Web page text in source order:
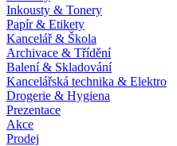
Inkousty & Tonery
Papír & Etikety
Kancelář & Škola
Archivace & Třídění
Balení & Skladování
Kancelářská technika & Elektro
Drogerie & Hygiena
Prezentace
Akce
Prodej